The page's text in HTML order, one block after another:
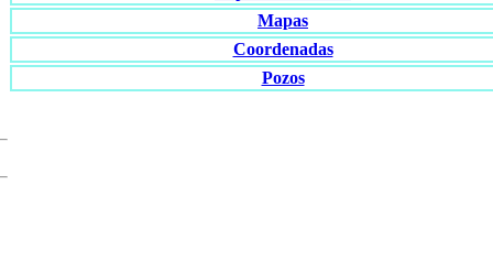
Mapas
Coordenadas
Pozos